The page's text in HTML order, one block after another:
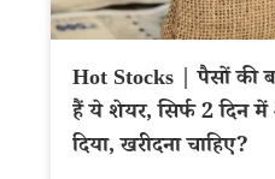
Hot Stocks | पैसों की
हैं ये शेयर, सिर्फ 2 दिन में
दिया, खरीदना चाहिए?